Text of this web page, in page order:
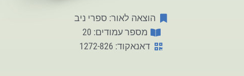
הוצאה לאור: ספרי ניב
מספר עמודים: 20
דאנאקוד: 1272-826